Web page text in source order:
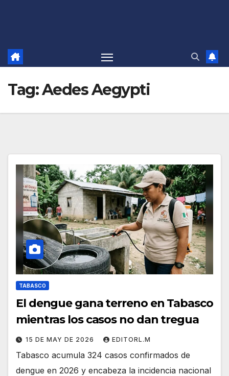
Tag:Aedes Aegypti
TABASCO
El dengue gana terreno en Tabasco
mientras los casos no dan tregua
15 DE MAY DE 2026 EDITORL.M
Tabasco acumula 324 casos confirmados de
dengue en 2026 y encabeza la incidencia nacional